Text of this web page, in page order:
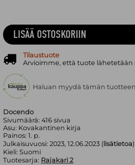
Docendo
Sivumäärä:416 sivua
Asu: Kovakantinen kirja
Painos:1. p.
Julkaisuvuosi:2023, 12.06.2023 ( lisätietoa)
Kieli:Suomi
Tuotesarja: Rajakari 2
LISÄÄ OSTOSKORIIN
Tilaustuote
Arvioimme, että tuote lähetetään
Haluan myydä tämän tuotteen